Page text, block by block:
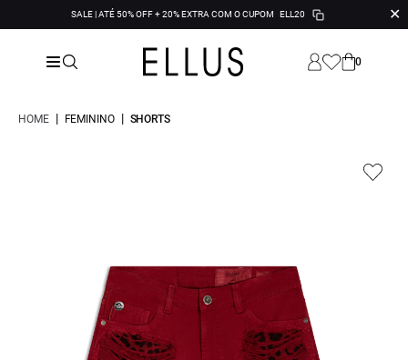
SALE | ATÉ 50% OFF + 20% EXTRA COM O CUPOM ELL20 ✕
0
HOME | FEMININO | SHORTS